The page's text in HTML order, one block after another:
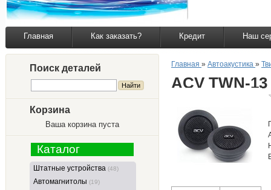
Главная Как заказать? Кредит Наш
Поиск деталей
Корзина
Ваша корзина пуста
Каталог
Штатные устройства (48)
Автомагнитолы (19)
Главная » Автоакустика »
ACV TWN-13